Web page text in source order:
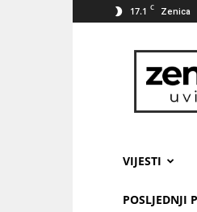
17.1 C Zenica
VIJESTI
POSLJEDNJI